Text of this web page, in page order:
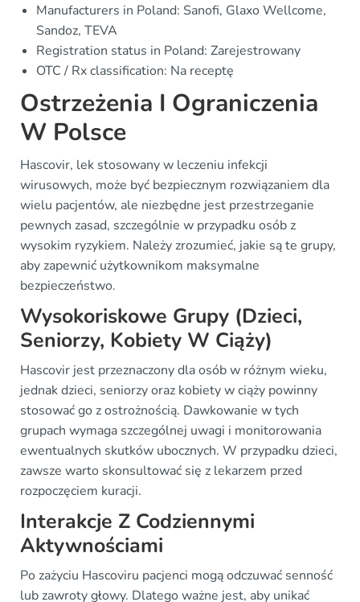
Manufacturers in Poland: Sanofi, Glaxo Wellcome,
Sandoz, TEVA
Registration status in Poland: Zarejestrowany
OTC / Rx classification: Na receptę
Ostrzeżenia I Ograniczenia
W Polsce
Hascovir, lek stosowany w leczeniu infekcji
wirusowych, może być bezpiecznym rozwiązaniem dla
wielu pacjentów, ale niezbędne jest przestrzeganie
pewnych zasad, szczególnie w przypadku osób z
wysokim ryzykiem. Należy zrozumieć, jakie są te grupy,
aby zapewnić użytkownikom maksymalne
bezpieczeństwo.
Wysokoriskowe Grupy (Dzieci,
Seniorzy, Kobiety W Ciąży)
Hascovir jest przeznaczony dla osób w różnym wieku,
jednak dzieci, seniorzy oraz kobiety w ciąży powinny
stosować go z ostrożnością. Dawkowanie w tych
grupach wymaga szczególnej uwagi i monitorowania
ewentualnych skutków ubocznych. W przypadku dzieci,
zawsze warto skonsultować się z lekarzem przed
rozpoczęciem kuracji.
Interakcje Z Codziennymi
Aktywnościami
Po zażyciu Hascoviru pacjenci mogą odczuwać senność
lub zawroty głowy. Dlatego ważne jest, aby unikać